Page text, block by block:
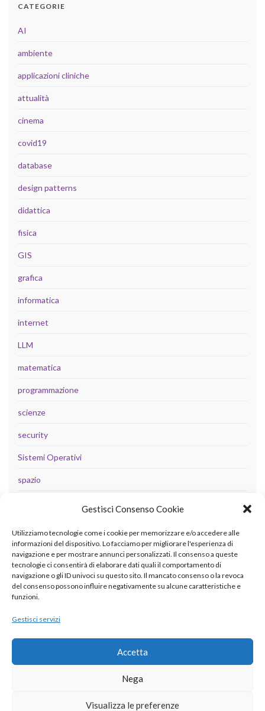
Gestisci Consenso Cookie
Utilizziamo tecnologie come i cookie per memorizzare e/o accedere alle
informazioni del dispositivo. Lo facciamo per migliorare l'esperienza di
navigazione e per mostrare annunci personalizzati. Il consenso a queste
tecnologie ci consentirà di elaborare dati quali il comportamento di
navigazione o gli ID univoci su questo sito. Il mancato consenso o la revoca
del consenso possono influire negativamente su alcune caratteristiche e
funzioni.
Gestisci servizi
Accetta
Nega
Visualizza le preferenze
CATEGORIE
AI
ambiente
applicazioni cliniche
attualità
cinema
covid19
database
design patterns
didattica
fisica
GIS
grafica
informatica
internet
LLM
matematica
programmazione
scienze
security
Sistemi Operativi
spazio
META
Accedi
Feed dei contenuti
Feed dei commenti